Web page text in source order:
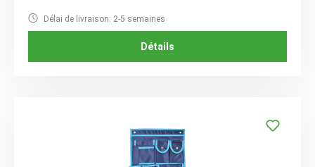
Délai de livraison: 2-5 semaines
Détails